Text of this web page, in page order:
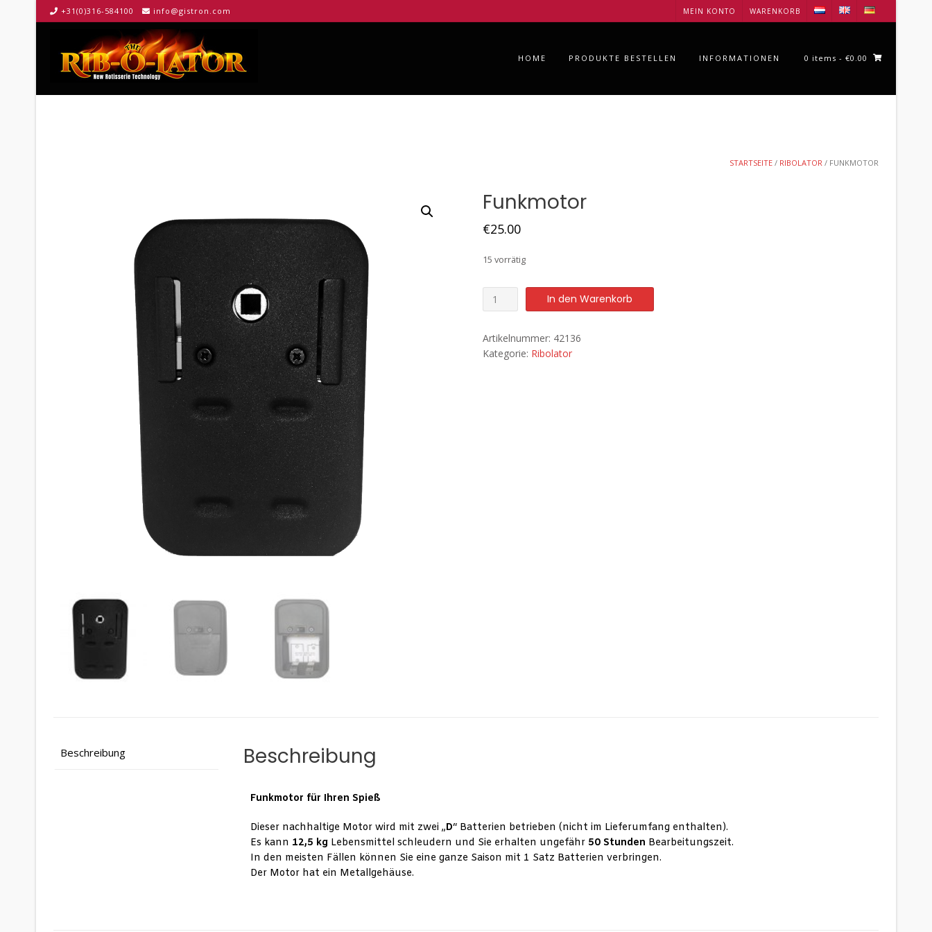
+31(0)316-584100 info@gistron.com MEIN KONTO WARENKORB
HOME PRODUKTE BESTELLEN INFORMATIONEN 0 items - €0.00
STARTSEITE / RIBOLATOR / FUNKMOTOR
Funkmotor
€25.00
15 vorrätig
In den Warenkorb
Artikelnummer: 42136
Kategorie: Ribolator
Beschreibung Beschreibung
Funkmotor für Ihren Spieß
Dieser nachhaltige Motor wird mit zwei „D“ Batterien betrieben (nicht im Lieferumfang enthalten).
Es kann 12,5 kgLebensmittel schleudern und Sie erhalten ungefähr 50 Stunden Bearbeitungszeit.
In den meisten Fällen können Sie eine ganze Saison mit 1 Satz Batterien verbringen.
Der Motor hat ein Metallgehäuse.